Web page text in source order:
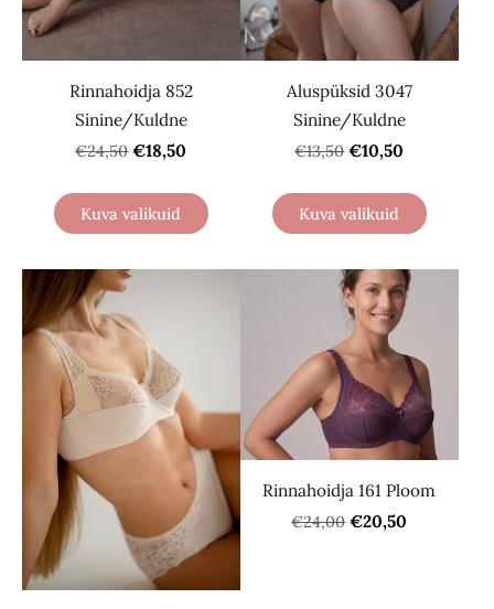
Rinnahoidja 852
Sinine/Kuldne
€24,50 €18,50
Kuva valikuid
Aluspüksid 3047
Sinine/Kuldne
€13,50 €10,50
Kuva valikuid
Rinnahoidja 161 Ploom
€24,00 €20,50